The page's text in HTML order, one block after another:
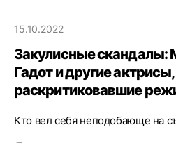
15.10.2022
Закулисные скандалы:
Гадот и другие
раскритиковавшие
Кто вел себя неподобающе на